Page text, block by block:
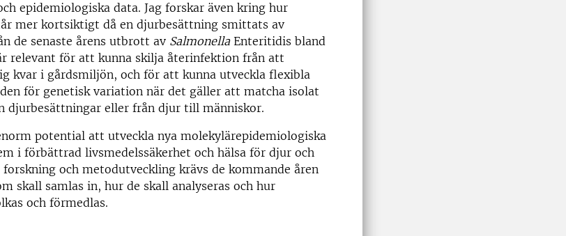
epidemiologiska data. Jag forskar även kring hur
mer kortsiktigt då en djurbesättning smittats av
de senaste årens utbrott av SalmonellaEnteritidis bland
relevant för att kunna skilja återinfektion från att
kvar i gårdsmiljön, och för att kunna utveckla flexibla
för genetisk variation när det gäller att matcha isolat
djurbesättningar eller från djur till människor.
potential att utveckla nya molekylärepidemiologiska
i förbättrad livsmedelssäkerhet och hälsa för djur och
och metodutveckling krävs de kommande åren
skall samlas in, hur de skall analyseras och hur
och förmedlas.